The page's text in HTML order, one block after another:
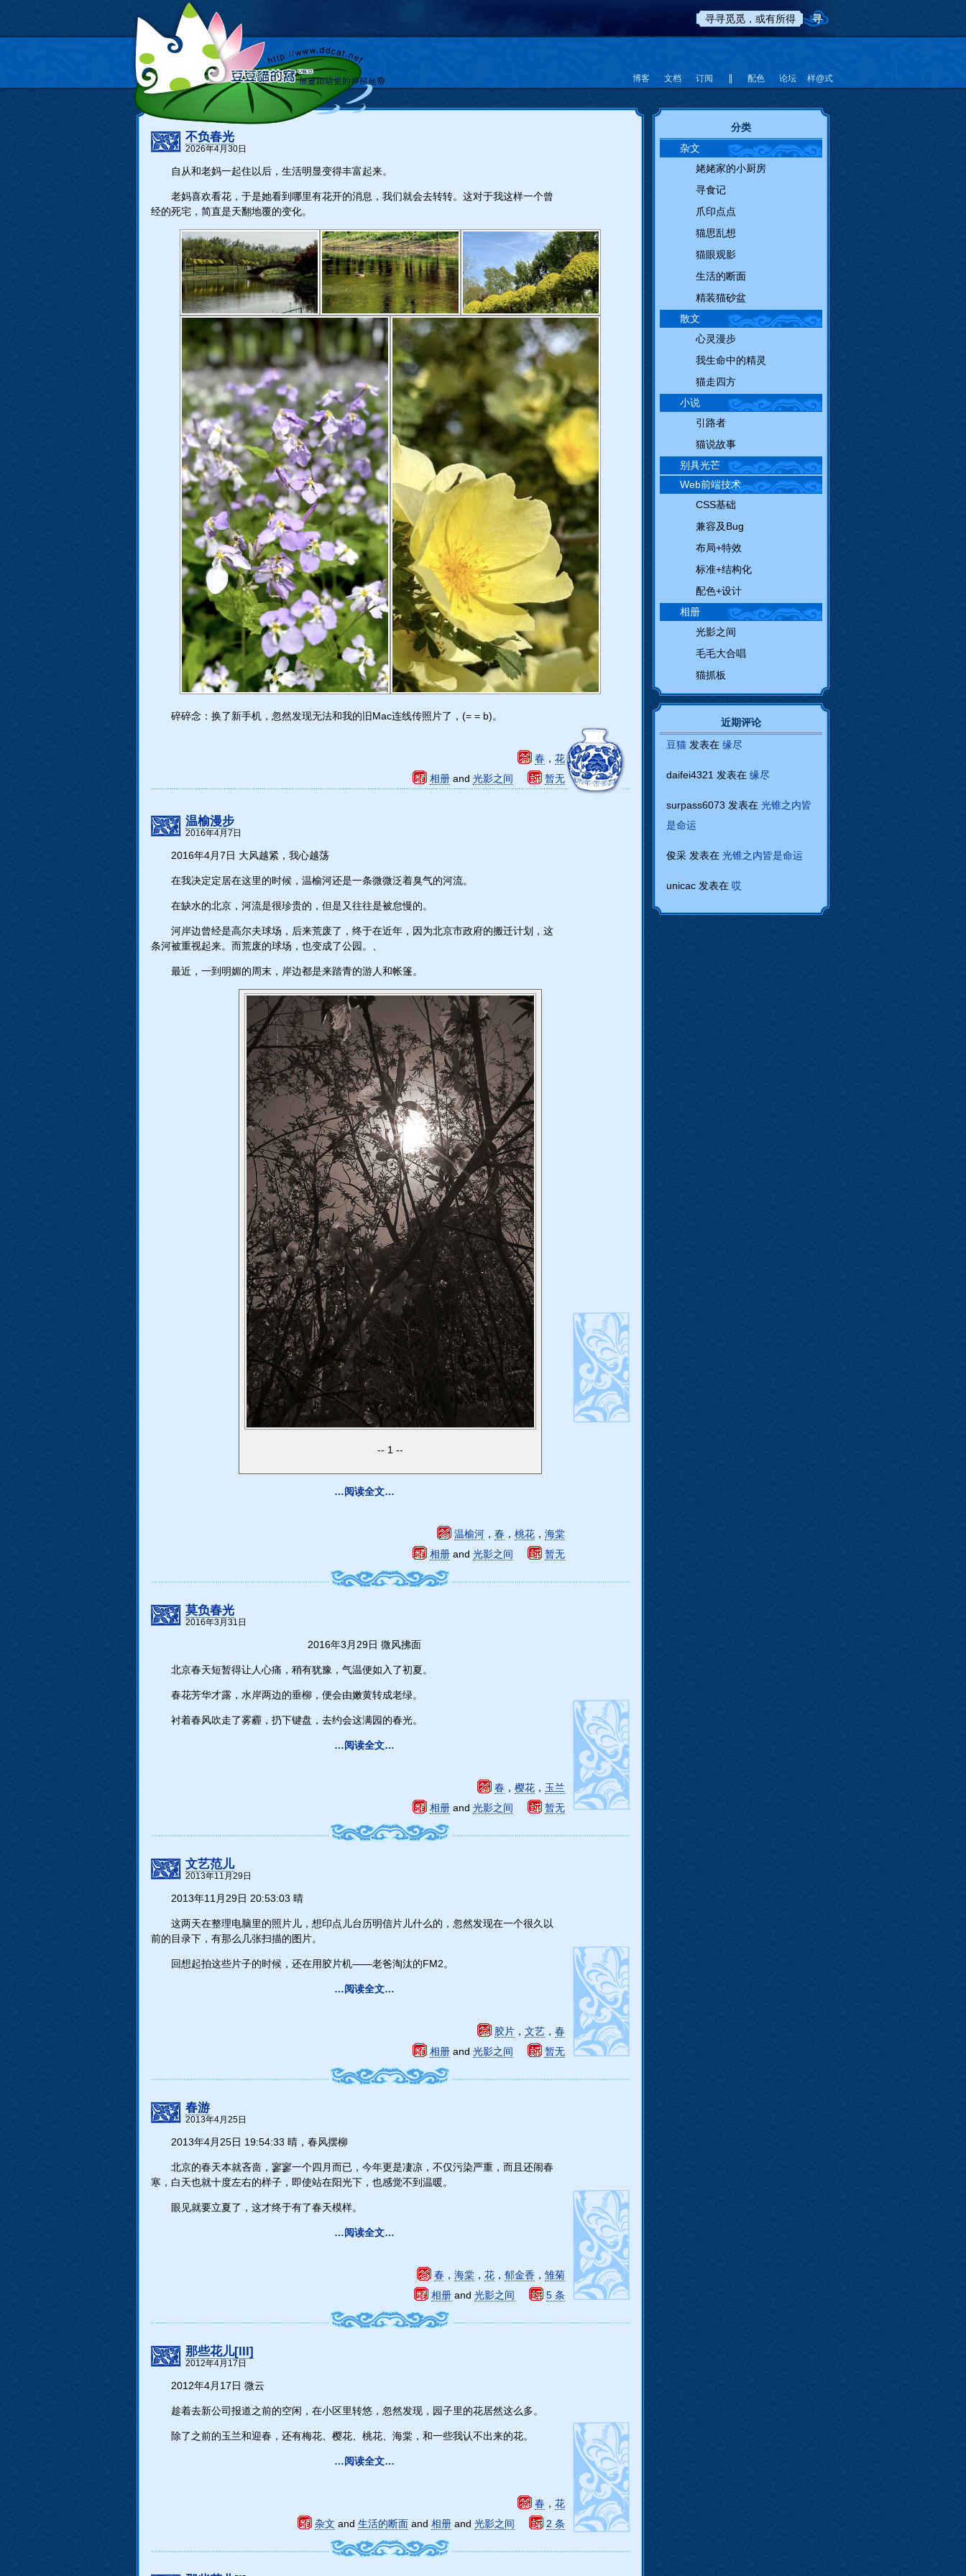
博客 文档 订阅 配色 论坛 样@式
不负春光
2026年4月30日
自从和老妈一起住以后，生活明显变得丰富起来。
老妈喜欢看花，于是她看到哪里有花开的消息，我们就会去转转。这对于我这样一个曾
经的死宅，简直是天翻地覆的变化。
碎碎念：换了新手机，忽然发现无法和我的旧Mac连线传照片了，(= = b)。
春 ， 花
暂无
相册 and 光影之间
温榆漫步
2016年4月7日
2016年4月7日 大风越紧，我心越荡
在我决定定居在这里的时候，温榆河还是一条微微泛着臭气的河流。
在缺水的北京，河流是很珍贵的，但是又往往是被怠慢的。
河岸边曾经是高尔夫球场，后来荒废了，终于在近年，因为北京市政府的搬迁计划，这
条河被重视起来。而荒废的球场，也变成了公园。、
最近，一到明媚的周末，岸边都是来踏青的游人和帐篷。
1
…阅读全文…
温榆河 ， 春 ， 桃花 ， 海棠
暂无
相册 and 光影之间
莫负春光
2016年3月31日
2016年3月29日 微风拂面
北京春天短暂得让人心痛，稍有犹豫，气温便如入了初夏。
春花芳华才露，水岸两边的垂柳，便会由嫩黄转成老绿。
衬着春风吹走了雾霾，扔下键盘，去约会这满园的春光。
…阅读全文…
春 ， 樱花 ， 玉兰
暂无
相册 and 光影之间
文艺范儿
2013年11月29日
2013年11月29日 20:53:03 晴
这两天在整理电脑里的照片儿，想印点儿台历明信片儿什么的，忽然发现在一个很久以
前的目录下，有那么几张扫描的图片。
回想起拍这些片子的时候，还在用胶片机——老爸淘汰的FM2。
…阅读全文…
胶片 ， 文艺 ， 春
暂无
相册 and 光影之间
春游
2013年4月25日
2013年4月25日 19:54:33 晴，春风摆柳
北京的春天本就吝啬，寥寥一个四月而已，今年更是凄凉，不仅污染严重，而且还闹春
寒，白天也就十度左右的样子，即使站在阳光下，也感觉不到温暖。
眼见就要立夏了，这才终于有了春天模样。
…阅读全文…
春 ， 海棠 ， 花 ， 郁金香 ， 雏菊
5 条
相册 and 光影之间
那些花儿[III]
2012年4月17日
2012年4月17日 微云
趁着去新公司报道之前的空闲，在小区里转悠，忽然发现，园子里的花居然这么多。
除了之前的玉兰和迎春，还有梅花、樱花、桃花、海棠，和一些我认不出来的花。
…阅读全文…
春 ， 花
2 条
杂文 and 生活的断面 and 相册 and 光影之间
分类
杂文
姥姥家的小厨房
寻食记
爪印点点
猫思乱想
猫眼观影
生活的断面
精装猫砂盆
散文
心灵漫步
我生命中的精灵
猫走四方
小说
引路者
猫说故事
别具光芒
Web前端技术
CSS基础
兼容及Bug
布局+特效
标准+结构化
配色+设计
相册
光影之间
毛毛大合唱
猫抓板
近期评论
豆猫 发表在 缘尽
daifei4321 发表在 缘尽
surpass6073 发表在 光锥之内皆
是命运
俊采 发表在 光锥之内皆是命运
unicac 发表在 哎